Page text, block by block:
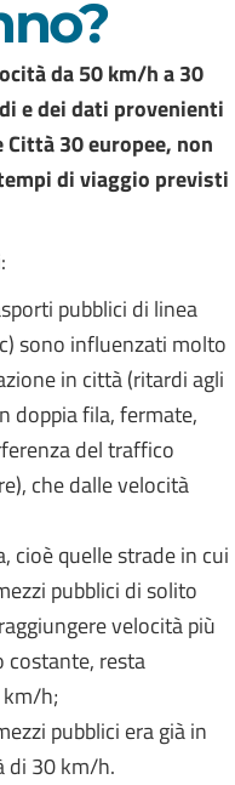
da 50 km/h a 30
e dei dati provenienti
30 europee, non
di viaggio previsti
pubblici di linea
sono influenzati molto
in città (ritardi agli
doppia fila, fermate,
del traffico
che dalle velocità
cioè quelle strade in cui
pubblici di solito
velocità più
resta
h;
pubblici era già in
di 30 km/h.